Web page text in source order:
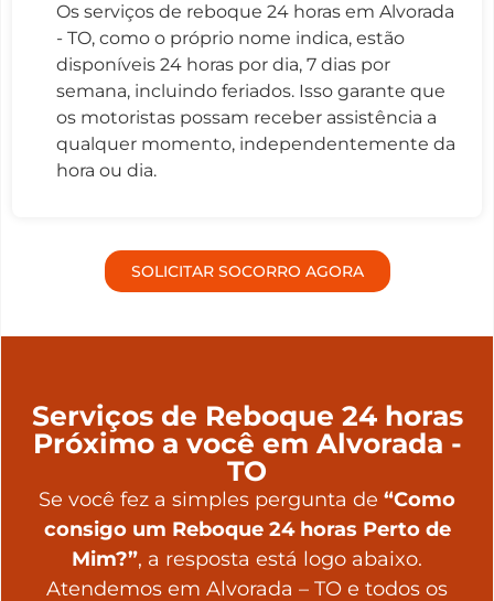
Os serviços de reboque 24 horas em Alvorada
- TO, como o próprio nome indica, estão
disponíveis 24 horas por dia, 7 dias por
semana, incluindo feriados. Isso garante que
os motoristas possam receber assistência a
qualquer momento, independentemente da
hora ou dia.
SOLICITAR SOCORRO AGORA
Serviços de Reboque 24 horas
Próximo a você em Alvorada -
TO
Se você fez a simples pergunta de “Como
consigo um Reboque 24 horas Perto de
Mim?”, a resposta está logo abaixo.
Atendemos em Alvorada – TO e todos os